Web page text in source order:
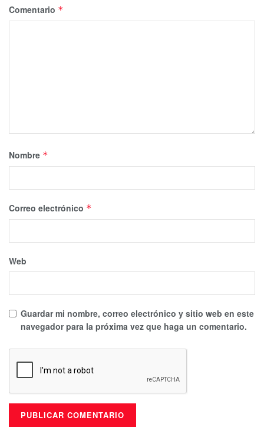
Comentario *
Nombre *
Correo electrónico *
Web
Guardar mi nombre, correo electrónico y sitio web en este
navegador para la próxima vez que haga un comentario.